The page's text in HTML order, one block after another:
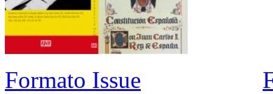
Formato Issue